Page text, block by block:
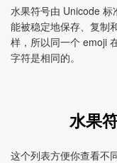
水果符号由 Unicode
能被稳定地保存、复制
样，所以同一个 emoji
字符是相同的。
水果
这个列表方便你查看不